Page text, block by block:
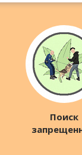
Поиск